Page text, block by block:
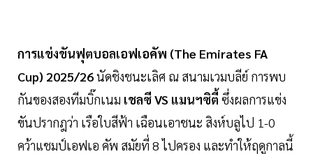
การแข่งขันฟุตบอลเอฟเอคัพ (The Emirates FA
Cup) 2025/26นัดชิงชนะเลิศ ณ สนามเวมบลีย์ การพบ
กันของสองทีมบิ๊กเนม เชลซี VS แมนฯซิตี้ ซึ่งผลการแข่ง
ขันปรากฎว่า เรือใบสีฟ้า เฉือนเอาชนะ สิงห์บลูไป 1-0
คว้าแชมป์เอฟเอ คัพ สมัยที่ 8 ไปครอง และทำให้ฤดูกาลนี้